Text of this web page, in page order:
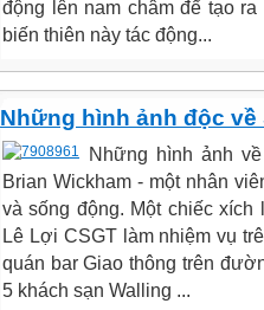
động lên nam châm để tạo
biến thiên này tác động...
Những hình ảnh độc
Những hình ảnh
Brian Wickham - một nhân
và sống động. Một chiếc
Lê Lợi CSGT làm nhiệm vụ
quán bar Giao thông trên
5 khách sạn Walling ...